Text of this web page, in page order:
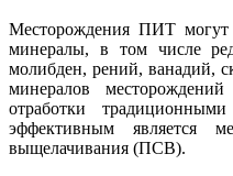
Месторождения ПИТ могут
минералы, в том числе
молибден, рений, ванадий,
минералов
отработки
эффективным является
выщелачивания (ПСВ).